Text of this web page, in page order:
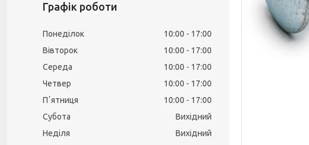
Графік роботи
Понеділок 10:00
17:00
Вівторок
10:00
17:00
Середа
10:00
17:00
Четвер
10:00
17:00
Пʼятниця
10:00
17:00
Субота
Вихідний
Неділя
Вихідний